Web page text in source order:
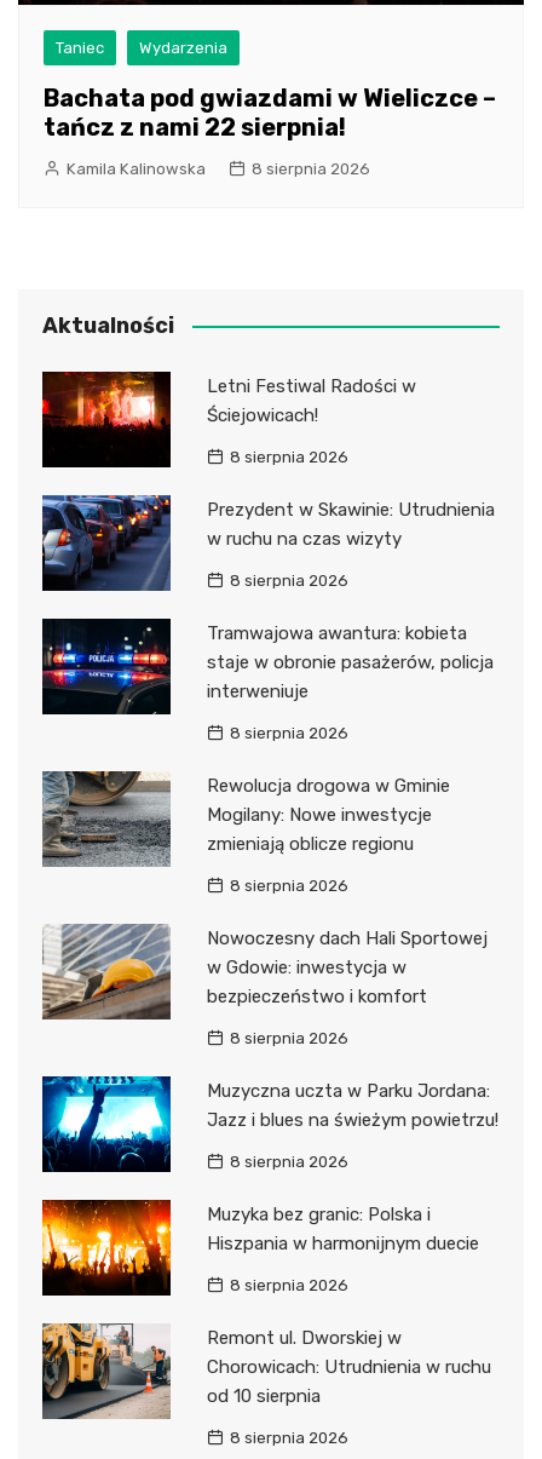
Taniec Wydarzenia
Bachata pod gwiazdami w Wieliczce –
tańcz z nami 22 sierpnia!
Kamila Kalinowska 8 sierpnia 2026
Aktualności
Letni Festiwal Radości w
Ściejowicach!
8 sierpnia 2026
Prezydent w Skawinie: Utrudnienia
w ruchu na czas wizyty
8 sierpnia 2026
Tramwajowa awantura: kobieta
staje w obronie pasażerów, policja
interweniuje
8 sierpnia 2026
Rewolucja drogowa w Gminie
Mogilany: Nowe inwestycje
zmieniają oblicze regionu
8 sierpnia 2026
Nowoczesny dach Hali Sportowej
w Gdowie: inwestycja w
bezpieczeństwo i komfort
8 sierpnia 2026
Muzyczna uczta w Parku Jordana:
Jazz i blues na świeżym powietrzu!
8 sierpnia 2026
Muzyka bez granic: Polska i
Hiszpania w harmonijnym duecie
8 sierpnia 2026
Remont ul. Dworskiej w
Chorowicach: Utrudnienia w ruchu
od 10 sierpnia
8 sierpnia 2026